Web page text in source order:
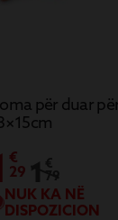
për duar
€
29
NUK KA NË
DISPOZICION